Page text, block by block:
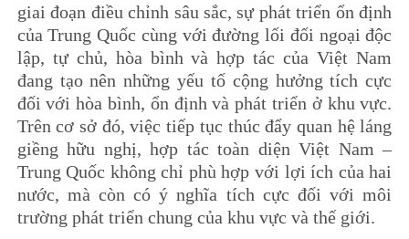
giai đoạn điều chỉnh sâu sắc, sự phát triển ổn định
của Trung Quốc cùng với đường lối đối ngoại độc
lập, tự chủ, hòa bình và hợp tác của Việt Nam
đang tạo nên những yếu tố cộng hưởng tích cực
đối với hòa bình, ổn định và phát triển ở khu vực.
Trên cơ sở đó, việc tiếp tục thúc đẩy quan hệ láng
giềng hữu nghị, hợp tác toàn diện Việt Nam –
Trung Quốc không chỉ phù hợp với lợi ích của hai
nước, mà còn có ý nghĩa tích cực đối với môi
trường phát triển chung của khu vực và thế giới.